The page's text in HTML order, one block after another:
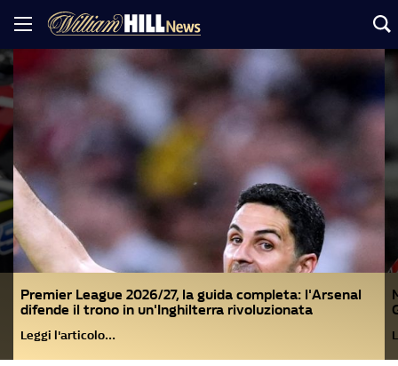
Premier League 2026/27, la guida completa: l'Arsenal
difende il trono in un'Inghilterra rivoluzionata
Leggi l'articolo…